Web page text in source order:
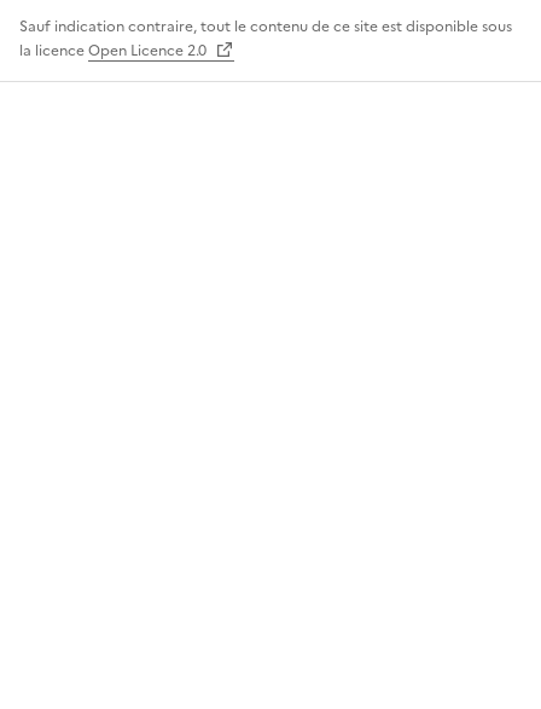
Sauf indication contraire, tout le contenu de ce site est disponible sous
la licenceOpen Licence 2.0